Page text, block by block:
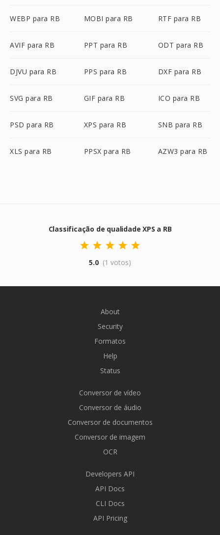
WEBP para RB MOBI para RB RTF para RB
AVIF para RB PPT para RB ODT para RB
DJVU para RB PPS para RB DXF para RB
SVG para RB GIF para RB ICO para RB
PSD para RB XPS para RB SNB para RB
XLS para RB PPSX para RB AZW3 para RB
Classificação de qualidade XPS a RB
5.0 (1 votos)
About
Security
Formatos
Help
Status
Conversor de vídeo
Conversor de áudio
Conversor de documentos
Conversor de imagem
OCR
Developers API
API Docs
CLI Docs
API Pricing